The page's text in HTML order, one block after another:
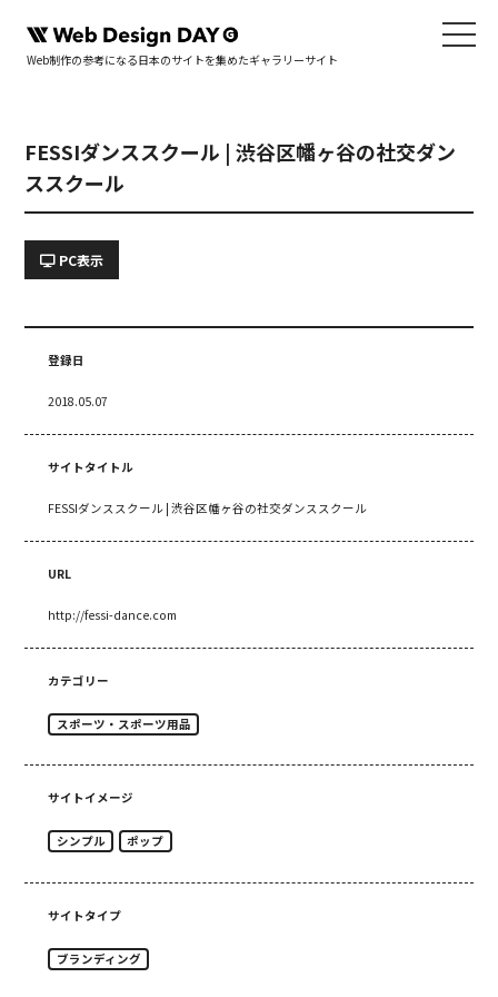
Web制作の参考になる日本のサイトを集めたギャラリーサイト
FESSIダンススクール | 渋谷区幡ヶ谷の社交ダン
ススクール
PC表示
登録日
2018.05.07
サイトタイトル
FESSIダンススクール | 渋谷区幡ヶ谷の社交ダンススクール
URL
http://fessi-dance.com
カテゴリー
スポーツ・スポーツ用品
サイトイメージ
シンプル ポップ
サイトタイプ
ブランディング